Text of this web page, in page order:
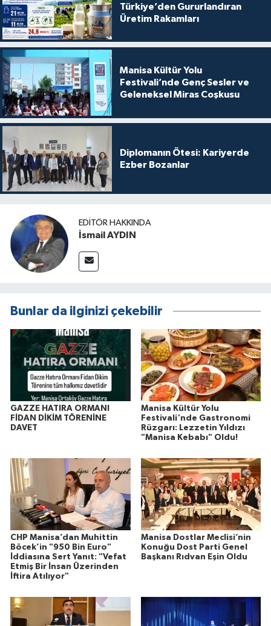
Türkiye’den Gururlandıran
Üretim Rakamları
Manisa Kültür Yolu
Festivali’nde Genç Sesler ve
Geleneksel Miras Coşkusu
Diplomanın Ötesi: Kariyerde
Ezber Bozanlar
EDITÖR HAKKINDA
İsmail AYDIN
Bunlar da ilginizi çekebilir
GAZZE HATIRA ORMANI
FİDAN DİKİM TÖRENİNE
DAVET
Manisa Kültür Yolu
Festivali'nde Gastronomi
Rüzgarı: Lezzetin Yıldızı
"Manisa Kebabı" Oldu!
CHP Manisa’dan Muhittin
Böcek’in "950 Bin Euro"
İddiasına Sert Yanıt: "Vefat
Etmiş Bir İnsan Üzerinden
İftira Atılıyor"
Manisa Dostlar Meclisi’nin
Konuğu Dost Parti Genel
Başkanı Rıdvan Eşin Oldu